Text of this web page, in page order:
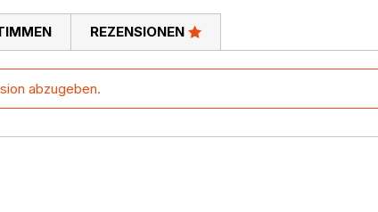
Wer bekommt da nicht Lust auf frische Küche und
Thermomix TM5 ist alles schnell und gelingsicher zubereitet.
für exklusive Spezialitäten.
REZENSIONEN
abzugeben.